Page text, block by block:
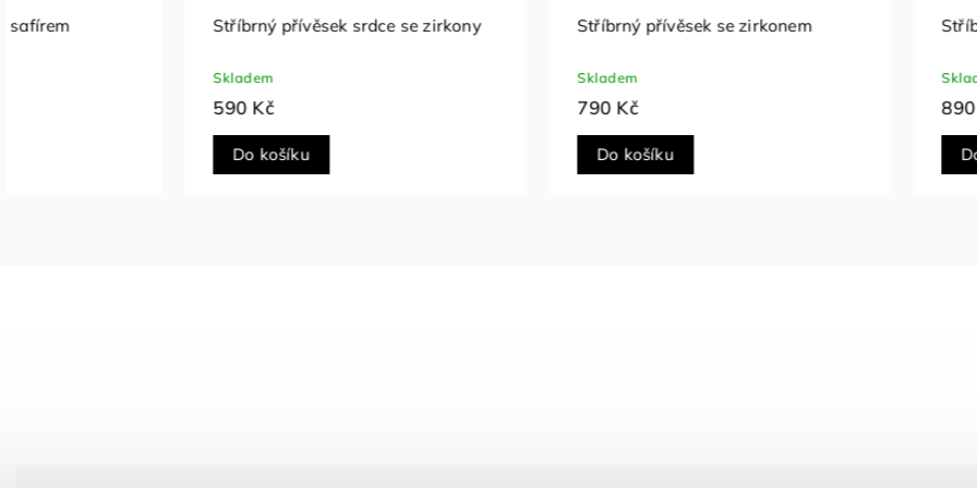
Stříbrný přívěsek srdce se zirkony Stříbrný přívěsek se zirkonem Stříbrný přívěsek